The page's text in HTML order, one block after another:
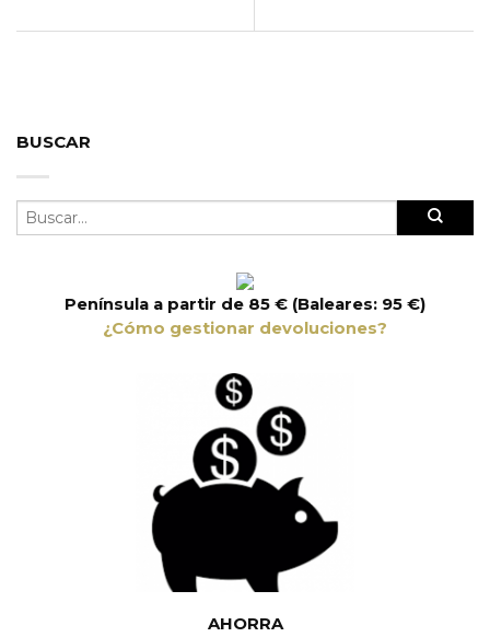
BUSCAR
Península a partir de 85 € (Baleares: 95 €)
¿Cómo gestionar devoluciones?
AHORRA